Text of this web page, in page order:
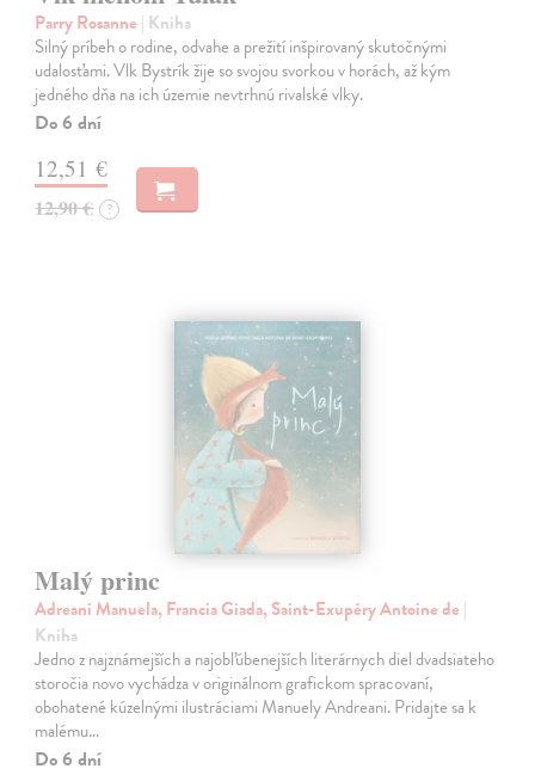
Parry Rosanne | Kniha
Silný príbeh o rodine, odvahe a prežití inšpirovaný skutočnými
udalosťami. Vlk Bystrík žije so svojou svorkou v horách, až kým
jedného dňa na ich územie nevtrhnú rivalské vlky.
Do 6 dní
12,51 €
12,90 € ?
Malý princ
Adreani Manuela, Francia Giada, Saint-Exupéry Antoine de |
Kniha
Jedno z najznámejších a najobľúbenejších literárnych diel dvadsiateho
storočia novo vychádza v originálnom grafickom spracovaní,
obohatené kúzelnými ilustráciami Manuely Andreani. Pridajte sa k
malému…
Do 6 dní